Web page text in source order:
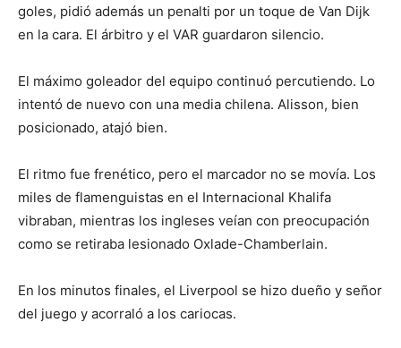
goles, pidió además un penalti por un toque de Van Dijk
en la cara. El árbitro y el VAR guardaron silencio.
El máximo goleador del equipo continuó percutiendo. Lo
intentó de nuevo con una media chilena. Alisson, bien
posicionado, atajó bien.
El ritmo fue frenético, pero el marcador no se movía. Los
miles de flamenguistas en el Internacional Khalifa
vibraban, mientras los ingleses veían con preocupación
como se retiraba lesionado Oxlade-Chamberlain.
En los minutos finales, el Liverpool se hizo dueño y señor
del juego y acorraló a los cariocas.